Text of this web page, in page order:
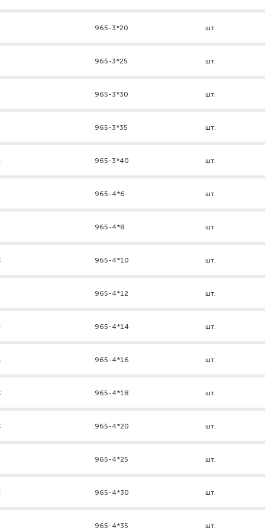
965-3*20 шт.
965-3*25 шт.
965-3*30 шт.
965-3*35 шт.
965-3*40 шт.
965-4*6 шт.
965-4*8 шт.
965-4*10 шт.
965-4*12 шт.
965-4*14 шт.
965-4*16 шт.
965-4*18 шт.
965-4*20 шт.
965-4*25 шт.
965-4*30 шт.
965-4*35 шт.